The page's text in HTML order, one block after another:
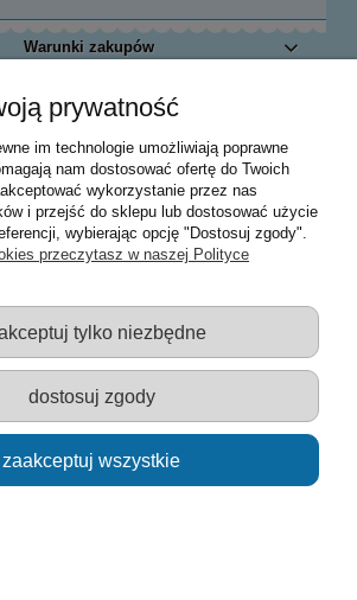
Warunki zakupów
Moje konto
Informacje o sklepie
Łódź :: Hurownia zabawek :: Zabawki
artystyczne :: Zabawki :: samochody Welly
dla dzieci :: Lalki :: Klocki :: Artykuły
szkolne ::
pełną wersję strony
prywatność
im technologie umożliwiają poprawne
nam dostosować ofertę do Twoich
wykorzystanie przez nas
i przejść do sklepu lub dostosować użycie
wybierając opcję "Dostosuj zgody".
przeczytasz w naszej Polityce
tylko niezbędne
dostosuj zgody
zaakceptuj wszystkie